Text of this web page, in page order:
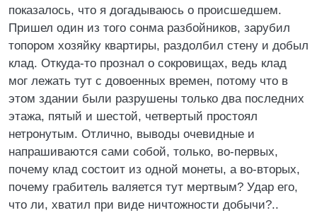
показалось, что я догадываюсь о происшедшем.
Пришел один из того сонма разбойников, зарубил
топором хозяйку квартиры, раздолбил стену и добыл
клад. Откуда-то прознал о сокровищах, ведь клад
мог лежать тут с довоенных времен, потому что в
этом здании были разрушены только два последних
этажа, пятый и шестой, четвертый простоял
нетронутым. Отлично, выводы очевидные и
напрашиваются сами собой, только, во-первых,
почему клад состоит из одной монеты, а во-вторых,
почему грабитель валяется тут мертвым? Удар его,
что ли, хватил при виде ничтожности добычи?..